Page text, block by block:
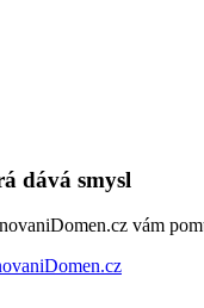
dává smysl
vám